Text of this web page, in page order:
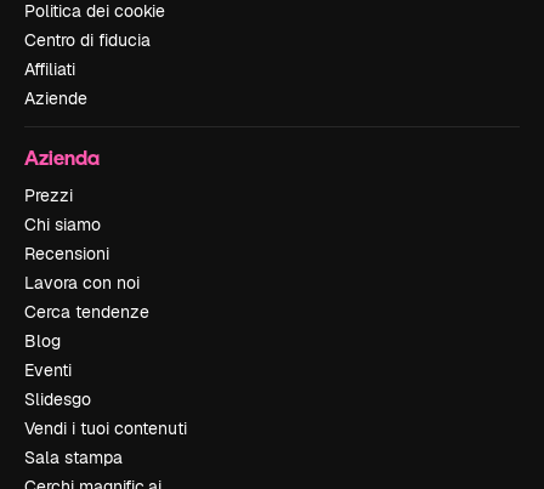
Politica dei cookie
Centro di fiducia
Affiliati
Aziende
Azienda
Prezzi
Chi siamo
Recensioni
Lavora con noi
Cerca tendenze
Blog
Eventi
Slidesgo
Vendi i tuoi contenuti
Sala stampa